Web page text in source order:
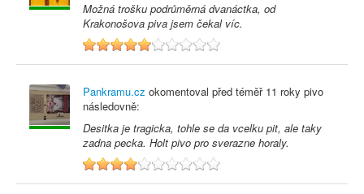
Možná trošku podrůměrná dvanáctka, od
Krakonošova piva jsem čekal víc.
5
Pankramu.cz okomentoval před téměř 11 roky pivo
následovně:
Desitka je tragicka, tohle se da vcelku pit, ale taky
zadna pecka. Holt pivo pro sverazne horaly.
4